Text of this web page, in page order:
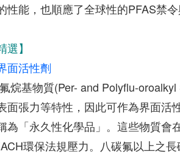
性能，也順應了全球性的PFAS禁
選】
面活性劑
烷基物質(Per- and Polyflu-
面張力等特性，因此可作為界面活
為「永久性化學品」。這些物質會
環保法規壓力。八碳氟以上之